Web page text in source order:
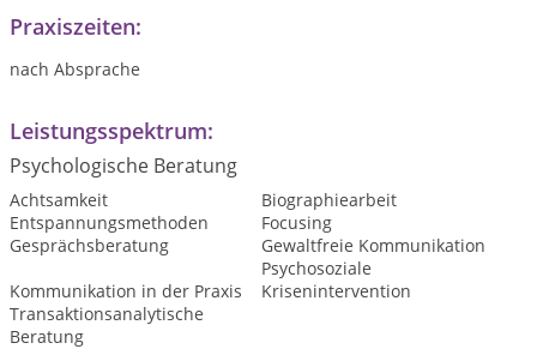
Praxiszeiten:
nach Absprache
Leistungsspektrum:
Psychologische Beratung
Achtsamkeit
Biographiearbeit
Entspannungsmethoden
Focusing
Gesprächsberatung
Gewaltfreie Kommunikation
Kommunikation in der Praxis
Psychosoziale
Krisenintervention
Transaktionsanalytische
Beratung